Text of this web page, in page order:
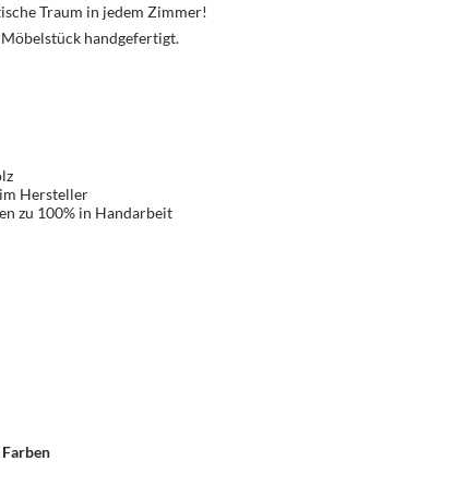
Traum in jedem Zimmer!
handgefertigt.
Hersteller
zu 100% in Handarbeit